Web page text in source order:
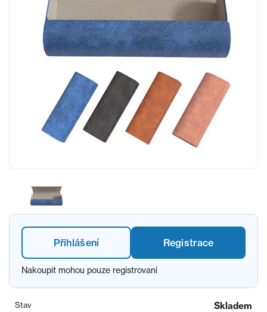
Přihlášení Registrace
Nakoupit mohou pouze registrovaní
Stav Skladem